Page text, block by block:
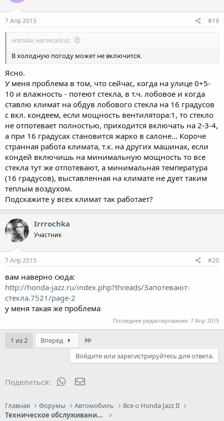
7 Апр 2015 #19
watslav написал(а):
В холодную погоду может не включится.
Ясно.
У меня проблема в том, что сейчас, когда на улице 0+5-
10 и влажность - потеют стекла, в т.ч. лобовое и когда
ставлю климат на обдув лобового стекла на 16 градусов
с вкл. кондеем, если мощность вентилятора:1, то стекло
не отпотевает полностью, приходится включать на 2-3-4,
а при 16 градусах становится жарко в салоне... Короче
странная работа климата, т.к. на других машинах, если
кондей включишь на минимальную мощность то все
стекла тут же отпотевают, а минимальная температура
(16 градусов), выставленная на климате не дует таким
теплым воздухом.
Подскажите у всех климат так работает?
Irrrochka
Участник
7 Апр 2015 #20
вам наверно сюда:
http://honda-jazz.ru/index.php?threads/Запотевают-
стекла.7521/page-2
у меня такая же проблема
Последнее редактирование: 7 Апр 2015
1 из 2 Вперёд
Войдите или зарегистрируйтесь для ответа.
Поделиться: WhatsApp
Главная Форумы Автомобиль
Все о Honda Jazz II
Техническое обслуживание, эксплуатация, ремонт